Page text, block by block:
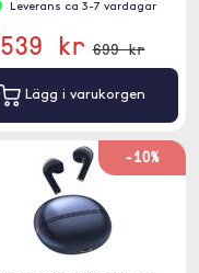
Leverans ca 3-7 vardagar
539 kr 699 kr
Lägg i varukorgen
-10%